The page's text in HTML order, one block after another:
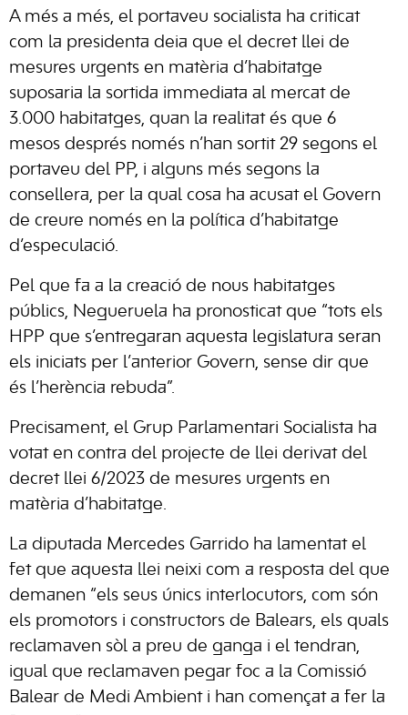
A més a més, el portaveu socialista ha criticat
com la presidenta deia que el decret llei de
mesures urgents en matèria d’habitatge
suposaria la sortida immediata al mercat de
3.000 habitatges, quan la realitat és que 6
mesos després només n’han sortit 29 segons el
portaveu del PP, i alguns més segons la
consellera, per la qual cosa ha acusat el Govern
de creure només en la política d’habitatge
d’especulació.
Pel que fa a la creació de nous habitatges
públics, Negueruela ha pronosticat que “tots els
HPP que s’entregaran aquesta legislatura seran
els iniciats per l’anterior Govern, sense dir que
és l’herència rebuda”.
Precisament, el Grup Parlamentari Socialista ha
votat en contra del projecte de llei derivat del
decret llei 6/2023 de mesures urgents en
matèria d’habitatge.
La diputada Mercedes Garrido ha lamentat el
fet que aquesta llei neixi com a resposta del que
demanen “els seus únics interlocutors, com són
els promotors i constructors de Balears, els quals
reclamaven sòl a preu de ganga i el tendran,
igual que reclamaven pegar foc a la Comissió
Balear de Medi Ambient i han començat a fer la